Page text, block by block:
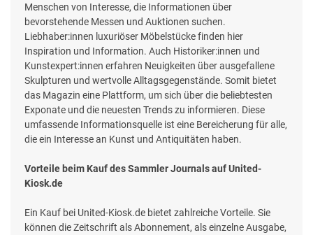
Menschen von Interesse, die Informationen über
bevorstehende Messen und Auktionen suchen.
Liebhaber:innen luxuriöser Möbelstücke finden hier
Inspiration und Information. Auch Historiker:innen und
Kunstexpert:innen erfahren Neuigkeiten über ausgefallene
Skulpturen und wertvolle Alltagsgegenstände. Somit bietet
das Magazin eine Plattform, um sich über die beliebtesten
Exponate und die neuesten Trends zu informieren. Diese
umfassende Informationsquelle ist eine Bereicherung für alle,
die ein Interesse an Kunst und Antiquitäten haben.
Vorteile beim Kauf des Sammler Journals auf United-
Kiosk.de
Ein Kauf bei United-Kiosk.de bietet zahlreiche Vorteile. Sie
können die Zeitschrift als Abonnement, als einzelne Ausgabe,